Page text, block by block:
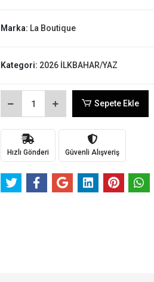
Marka: La Boutique
Kategori: 2026 İLKBAHAR/YAZ
Sepete Ekle
Hızlı Gönderi Güvenli Alışveriş